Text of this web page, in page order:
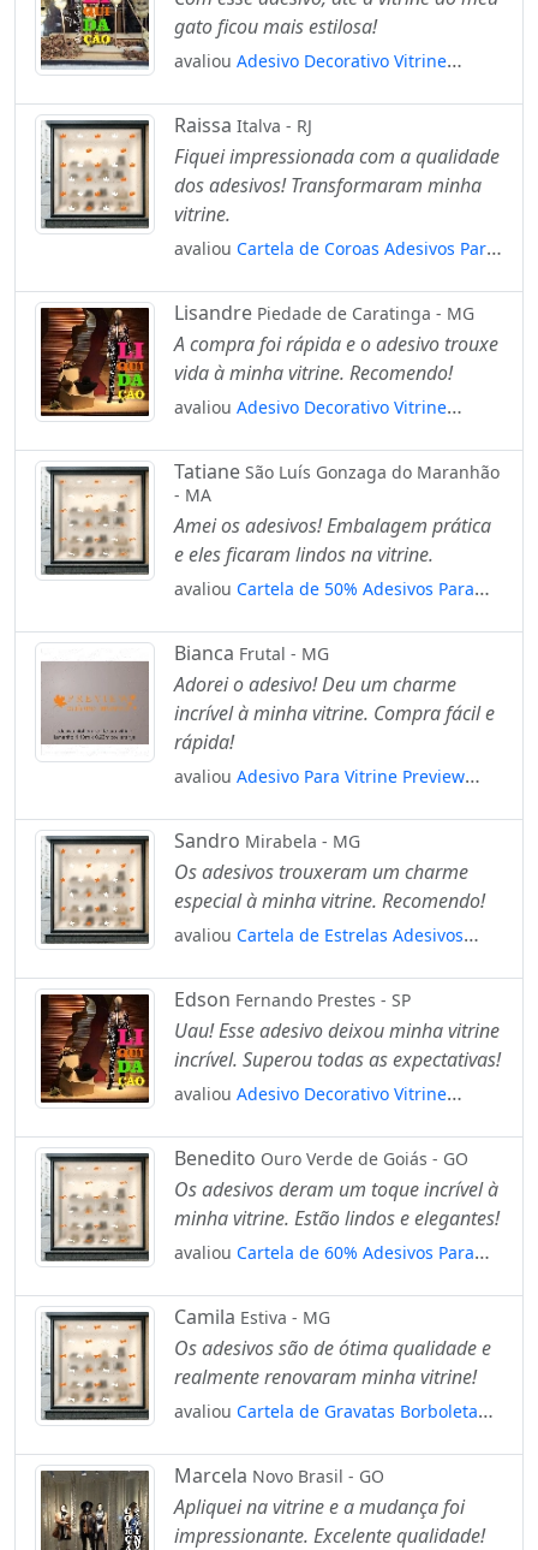
gato ficou mais estilosa!
avaliou Adesivo Decorativo Vitrine
Raissa Italva - RJ
Fiquei impressionada com a qualidade
dos adesivos! Transformaram minha
vitrine.
avaliou Cartela de Coroas Adesivos Para
Lisandre Piedade de Caratinga - MG
A compra foi rápida e o adesivo trouxe
vida à minha vitrine. Recomendo!
avaliou Adesivo Decorativo Vitrine
Tatiane São Luís Gonzaga do Maranhão
- MA
Amei os adesivos! Embalagem prática
e eles ficaram lindos na vitrine.
avaliou Cartela de 50% Adesivos Para
Bianca Frutal - MG
Adorei o adesivo! Deu um charme
incrível à minha vitrine. Compra fácil e
rápida!
avaliou Adesivo Para Vitrine Preview
Sandro Mirabela - MG
Os adesivos trouxeram um charme
especial à minha vitrine. Recomendo!
avaliou Cartela de Estrelas Adesivos
Edson Fernando Prestes - SP
Uau! Esse adesivo deixou minha vitrine
incrível. Superou todas as expectativas!
avaliou Adesivo Decorativo Vitrine
Benedito Ouro Verde de Goiás - GO
Os adesivos deram um toque incrível à
minha vitrine. Estão lindos e elegantes!
avaliou Cartela de 60% Adesivos Para
Camila Estiva - MG
Os adesivos são de ótima qualidade e
realmente renovaram minha vitrine!
avaliou Cartela de Gravatas Borboleta
Mod:27
Marcela Novo Brasil - GO
Apliquei na vitrine e a mudança foi
impressionante. Excelente qualidade!